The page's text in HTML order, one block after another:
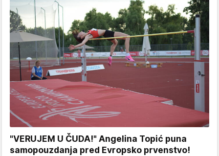
"VERUJEM U ČUDA!" Angelina Topić puna
samopouzdanja pred Evropsko prvenstvo!